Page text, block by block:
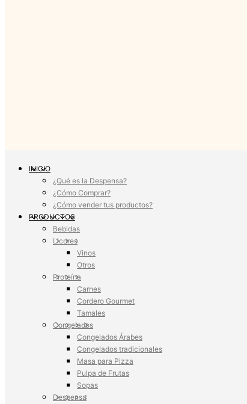
INICIO
¿Qué es la Despensa?
¿Cómo Comprar?
¿Cómo vender tus productos?
PRODUCTOS
Bebidas
Licores
Vinos
Otros
Proteína
Carnes
Cordero Gourmet
Tamales
Congelados
Congelados Árabes
Congelados tradicionales
Masa para Pizza
Pulpa de Frutas
Sopas
Despensa